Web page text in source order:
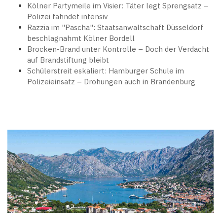
Kölner Partymeile im Visier: Täter legt Sprengsatz –
Polizei fahndet intensiv
Razzia im "Pascha": Staatsanwaltschaft Düsseldorf
beschlagnahmt Kölner Bordell
Brocken-Brand unter Kontrolle – Doch der Verdacht
auf Brandstiftung bleibt
Schülerstreit eskaliert: Hamburger Schule im
Polizeieinsatz – Drohungen auch in Brandenburg